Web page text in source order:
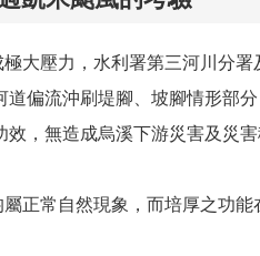
壓力，水利署第三河川分署
偏流沖刷堤腳、坡腳情形部
，無造成烏溪下游災害及災
常自然現象，而培厚之功能